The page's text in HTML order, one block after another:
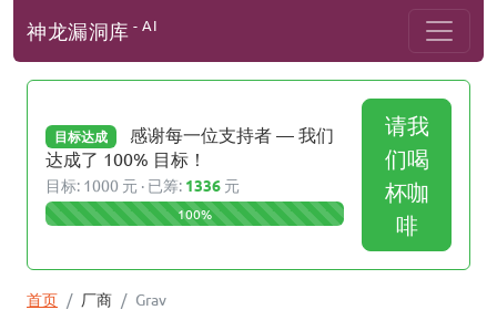
神龙漏洞库 - AI
目标达成
感谢每一位支持者 — 我们
达成了 100% 目标！
目标: 1000 元 · 已筹: 1336 元
100%
请我
们喝
杯咖
啡
首页 厂商 Grav